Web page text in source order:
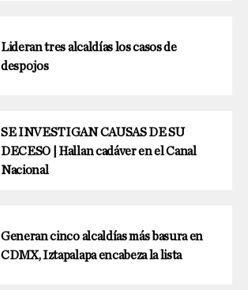
Lideran tres alcaldías los casos de
despojos
SE INVESTIGAN CAUSAS DE SU
DECESO | Hallan cadáver en el Canal
Nacional
Generan cinco alcaldías más basura en
CDMX, Iztapalapa encabeza la lista